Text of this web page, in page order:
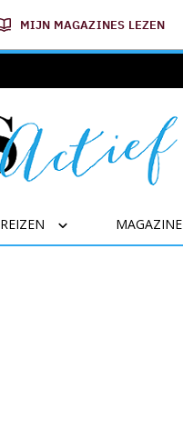
MIJN MAGAZINES LEZEN
REIZEN MAGAZINE